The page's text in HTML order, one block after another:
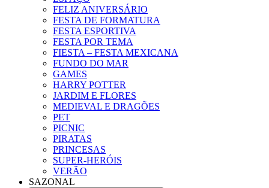
FELIZ ANIVERSÁRIO
FESTA DE FORMATURA
FESTA ESPORTIVA
FESTA POR TEMA
FIESTA – FESTA MEXICANA
FUNDO DO MAR
GAMES
HARRY POTTER
JARDIM E FLORES
MEDIEVAL E DRAGÕES
PET
PICNIC
PIRATAS
PRINCESAS
SUPER-HERÓIS
VERÃO
SAZONAL